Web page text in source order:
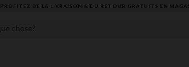
PROFITEZ DE LA LIVRAISON & DU RETOUR GRATUITS EN